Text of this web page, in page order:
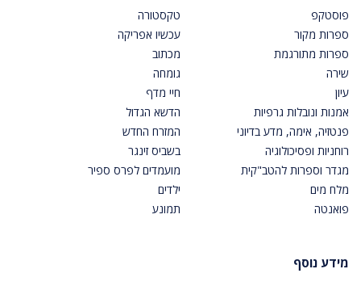
פוסטקפ
ספרות מקור
ספרות מתורגמת
שירה
עיון
אמנות ונובלות גרפיות
פנטזיה, אימה, מדע בדיוני
רוחניות ופסיכולוגיה
מגדר וספרות להטב"קית
מלח מים
פואנטה
טקסטורה
עכשיו אפריקה
מכתוב
גומחה
חיי מדף
הדשא הגדול
המזרח החדש
בשביס זינגר
מועמדים לפרס ספיר
ילדים
תמונע
מידע נוסף